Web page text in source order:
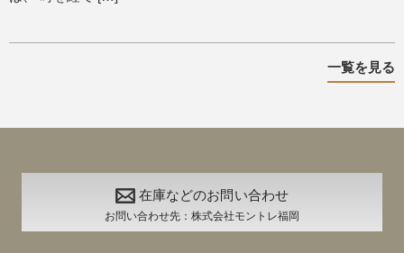
一覧を見る
在庫などのお問い合わせ
お問い合わせ先：株式会社モントレ福岡